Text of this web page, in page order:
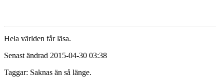
Hela världen får läsa.
Senast ändrad 2015-04-30 03:38
Taggar: Saknas än så länge.